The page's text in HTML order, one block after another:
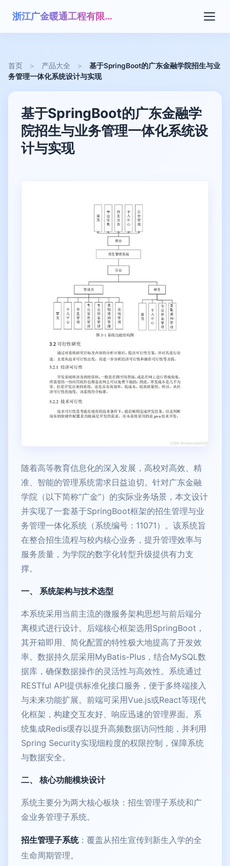
浙江广金暖通工程有限公司
首页 > 产品大全 >
基于SpringBoot的广东金融学院招生与业
务管理一体化系统设计与实现
基于SpringBoot的广东金融学
院招生与业务管理一体化系统设
计与实现
随着高等教育信息化的深入发展，高校对高效、精
准、智能的管理系统需求日益迫切。针对广东金融
学院（以下简称“广金”）的实际业务场景，本文设计
并实现了一套基于SpringBoot框架的招生管理与业
务管理一体化系统（系统编号：11071）。该系统旨
在整合招生流程与校内核心业务，提升管理效率与
服务质量，为学院的数字化转型升级提供有力支
撑。
一、 系统架构与技术选型
本系统采用当前主流的微服务架构思想与前后端分
离模式进行设计。后端核心框架选用SpringBoot，
其开箱即用、简化配置的特性极大地提高了开发效
率。数据持久层采用MyBatis-Plus，结合MySQL数
据库，确保数据操作的灵活性与高效性。系统通过
RESTful API提供标准化接口服务，便于多终端接入
与未来功能扩展。前端可采用Vue.js或React等现代
化框架，构建交互友好、响应迅速的管理界面。系
统集成Redis缓存以提升高频数据访问性能，并利用
Spring Security实现细粒度的权限控制，保障系统
与数据安全。
二、 核心功能模块设计
系统主要分为两大核心板块：招生管理子系统和广
金业务管理子系统。
招生管理子系统：覆盖从招生宣传到新生入学的全
生命周期管理。